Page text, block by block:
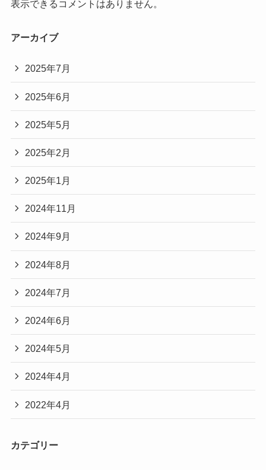
表示できるコメントはありません。
アーカイブ
2025年7月
2025年6月
2025年5月
2025年2月
2025年1月
2024年11月
2024年9月
2024年8月
2024年7月
2024年6月
2024年5月
2024年4月
2022年4月
カテゴリー